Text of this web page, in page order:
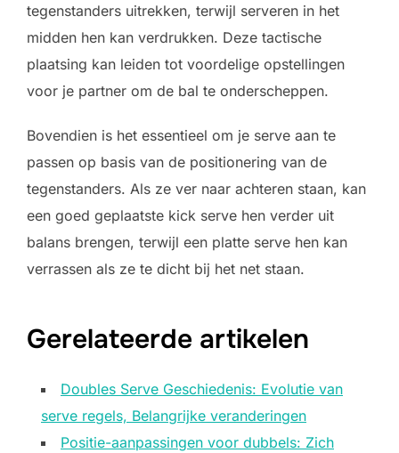
tegenstanders uitrekken, terwijl serveren in het
midden hen kan verdrukken. Deze tactische
plaatsing kan leiden tot voordelige opstellingen
voor je partner om de bal te onderscheppen.
Bovendien is het essentieel om je serve aan te
passen op basis van de positionering van de
tegenstanders. Als ze ver naar achteren staan, kan
een goed geplaatste kick serve hen verder uit
balans brengen, terwijl een platte serve hen kan
verrassen als ze te dicht bij het net staan.
Gerelateerde artikelen
Doubles Serve Geschiedenis: Evolutie van
serve regels, Belangrijke veranderingen
Positie-aanpassingen voor dubbels: Zich